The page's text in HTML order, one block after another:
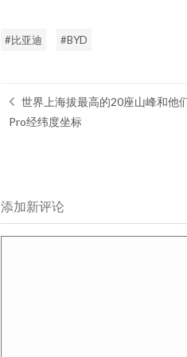
比亚迪 BYD
世界上海拔最高的20座山峰和他
Pro经纬度坐标
添加新评论